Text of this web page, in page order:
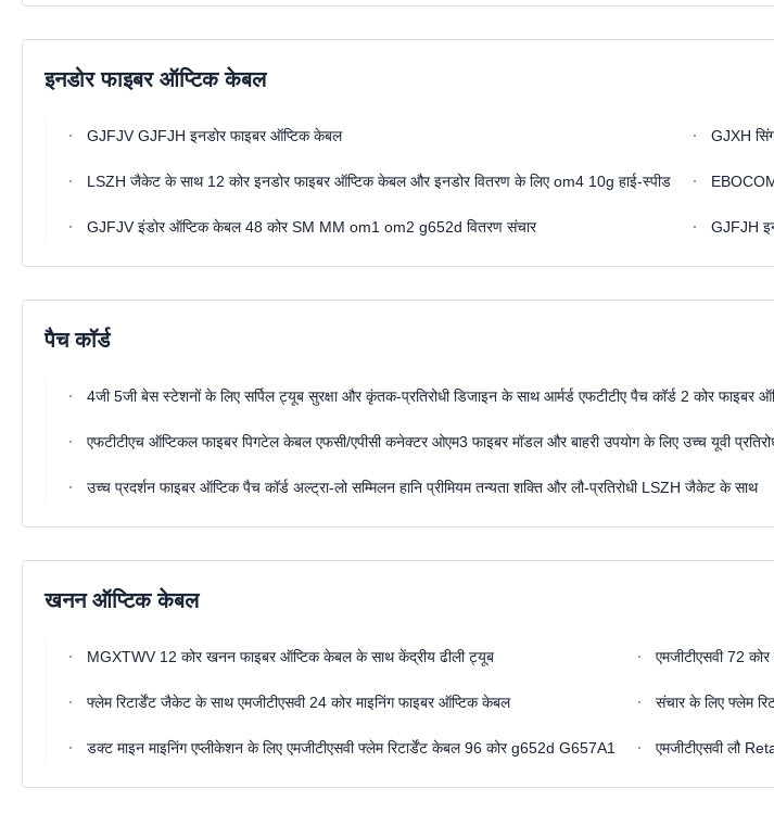
इनडोर फाइबर ऑप्टिक केबल
GJFJV GJFJH इनडोर फाइबर ऑप्टिक केबल GJXH
LSZH जैकेट के साथ 12 कोर इनडोर फाइबर ऑप्टिक केबल और इनडोर वितरण के लिए om4 10g हाई-स्पीड
GJFJV इंडोर ऑप्टिक केबल 48 कोर SM MM om1 om2 g652d वितरण संचार GJFJH
पैच कॉर्ड
4जी 5जी बेस स्टेशनों के लिए सर्पिल ट्यूब सुरक्षा और कृंतक-प्रतिरोधी डिजाइन के साथ आर्मर्ड एफटीटीए पैच कॉर्ड 2 कोर फाइबर
एफटीटीएच ऑप्टिकल फाइबर पिगटेल केबल एफसी/एपीसी कनेक्टर ओएम3 फाइबर मॉडल और बाहरी उपयोग के लिए उच्च यूवी
उच्च प्रदर्शन फाइबर ऑप्टिक पैच कॉर्ड अल्ट्रा-लो सम्मिलन हानि प्रीमियम तन्यता शक्ति और लौ-प्रतिरोधी LSZH जैकेट के साथ
खनन ऑप्टिक केबल
MGXTWV 12 कोर खनन फाइबर ऑप्टिक केबल के साथ केंद्रीय ढीली ट्यूब एमजीटीएसवी 72
फ्लेम रिटार्डेंट जैकेट के साथ एमजीटीएसवी 24 कोर माइनिंग फाइबर ऑप्टिक केबल संचार के लिए फ्लेम
डक्ट माइन माइनिंग एप्लीकेशन के लिए एमजीटीएसवी फ्लेम रिटार्डेंट केबल 96 कोर g652d G657A1 एमजीटीएसवी लौ